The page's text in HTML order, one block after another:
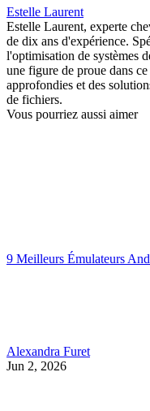
Estelle Laurent
Estelle Laurent, experte
de dix ans d'expérience.
l'optimisation de systèmes
une figure de proue dans
approfondies et des
de fichiers.
Vous pourriez aussi aimer
9 Meilleurs Émulateurs
Alexandra Furet
Jun 2, 2026